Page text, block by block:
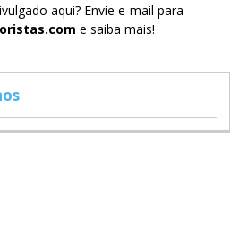
aqui? Envie e-mail para
e saiba mais!